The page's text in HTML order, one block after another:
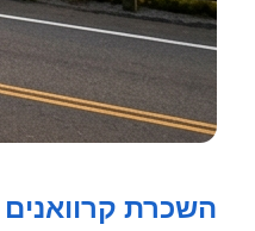
השכרת קרוואנים